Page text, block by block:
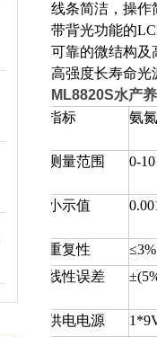
线条简洁，操作
带背光功能的
可靠的微结构及
高强度长寿命光
ML8820S水产
指标
氨
测量范围 0-10
小示值
重复性
≤3%
线性误差
供电电源